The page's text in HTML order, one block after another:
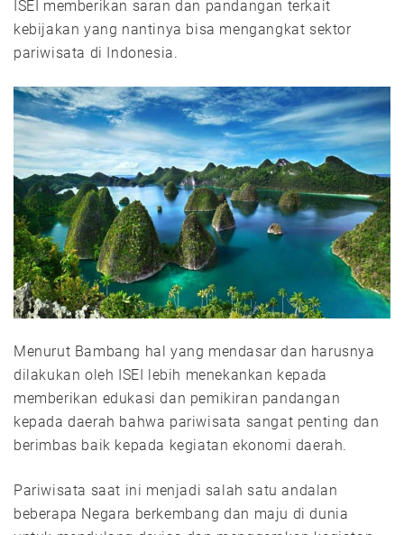
ISEI memberikan saran dan pandangan terkait
kebijakan yang nantinya bisa mengangkat sektor
pariwisata di Indonesia.
Menurut Bambang hal yang mendasar dan harusnya
dilakukan oleh ISEI lebih menekankan kepada
memberikan edukasi dan pemikiran pandangan
kepada daerah bahwa pariwisata sangat penting dan
berimbas baik kepada kegiatan ekonomi daerah.
Pariwisata saat ini menjadi salah satu andalan
beberapa Negara berkembang dan maju di dunia